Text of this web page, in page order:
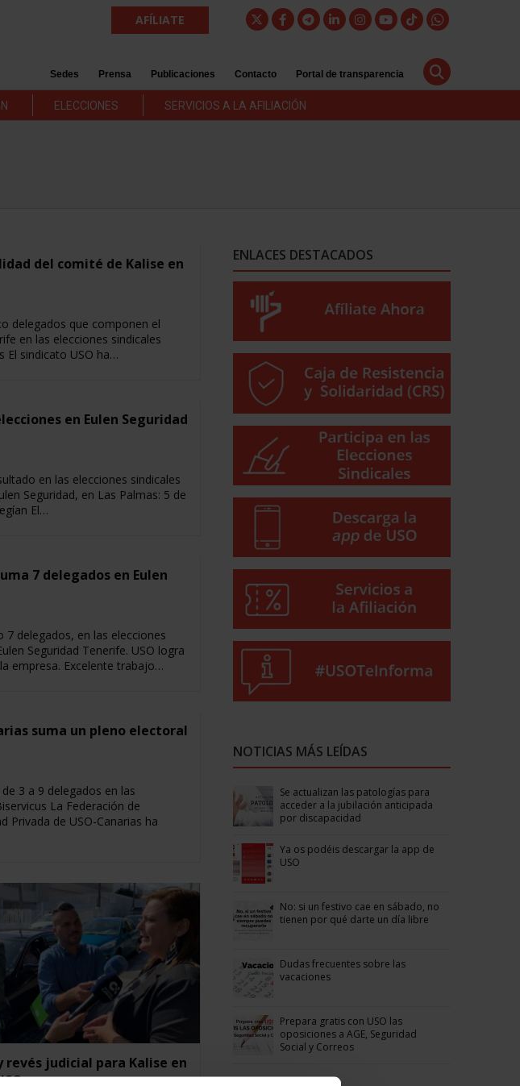
AFÍLIATE
Sedes Prensa Publicaciones Contacto Portal de transparencia
ELECCIONES SERVICIOS A LA AFILIACIÓN
del comité de Kalise en
delegados que componen el
en las elecciones sindicales
El sindicato USO ha…
en Eulen Seguridad
en las elecciones sindicales
Seguridad, en Las Palmas: 5 de
El…
7 delegados en Eulen
7 delegados, en las elecciones
Seguridad Tenerife. USO logra
empresa. Excelente trabajo…
suma un pleno electoral
3 a 9 delegados en las
La Federación de
Privada de USO-Canarias ha
judicial para Kalise en
ENLACES DESTACADOS
NOTICIAS MÁS LEÍDAS
Se actualizan las patologías para
acceder a la jubilación anticipada
por discapacidad
Ya os podéis descargar la app de
USO
No: si un festivo cae en sábado, no
tienen por qué darte un día libre
Dudas frecuentes sobre las
vacaciones
Prepara gratis con USO las
oposiciones a AGE, Seguridad
Social y Correos